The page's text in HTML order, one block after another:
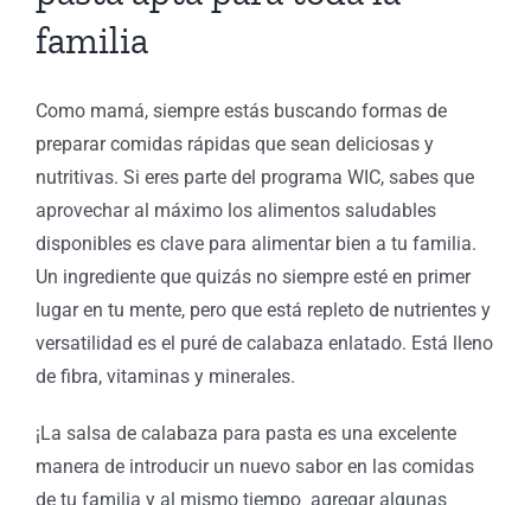
familia
Como mamá, siempre estás buscando formas de
preparar comidas rápidas que sean deliciosas y
nutritivas. Si eres parte del programa WIC, sabes que
aprovechar al máximo los alimentos saludables
disponibles es clave para alimentar bien a tu familia.
Un ingrediente que quizás no siempre esté en primer
lugar en tu mente, pero que está repleto de nutrientes y
versatilidad es el puré de calabaza enlatado. Está lleno
de fibra, vitaminas y minerales.
¡La salsa de calabaza para pasta es una excelente
manera de introducir un nuevo sabor en las comidas
de tu familia y al mismo tiempo agregar algunas